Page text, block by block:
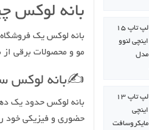
لپ تاپ ۱۵
اینچی لنوو
مدل
لپ تاپ ۱۳
اینچی
مایکروسافت
بانه لوکس
بانه لوکس یک
مو و محصولات برقی از
✍️بانه لوکس
حضوری و فیزیکی خود